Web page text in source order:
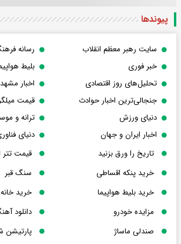
پیوندها
سایت رهبر معظم انقلاب
رسانه
خبر فوری
بلیط
تحلیل‌های روز اقتصادی
اخبار مشهد
جنجالی‌ترین اخبار حوادث
قیمت
دنیای ورزش
ترانه و
اخبار ایران و جهان
دنیای
تاریخ را ورق بزنید
قیمت تتر
خرید پنکه اقساطی
سنگ قبر
خرید بلیط هواپیما
خرید
مزایده خودرو
دانلود
صندلی ماساژ
پارتیشن